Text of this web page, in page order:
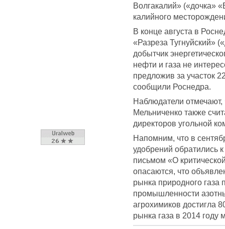
Волгакалий» («дочка»
калийного
В конце августа в
«Разреза Тугнуйский»
добытчик
нефти и газа не
предложив за участок
сообщили Роснедра.
Наблюдатели
Мельниченко также
директоров угольной
Напомним, что в
удобрений обратились
письмом «О
опасаются, что
рынка природного газа
промышленности
агрохимиков достигла
рынка газа в 2014 году